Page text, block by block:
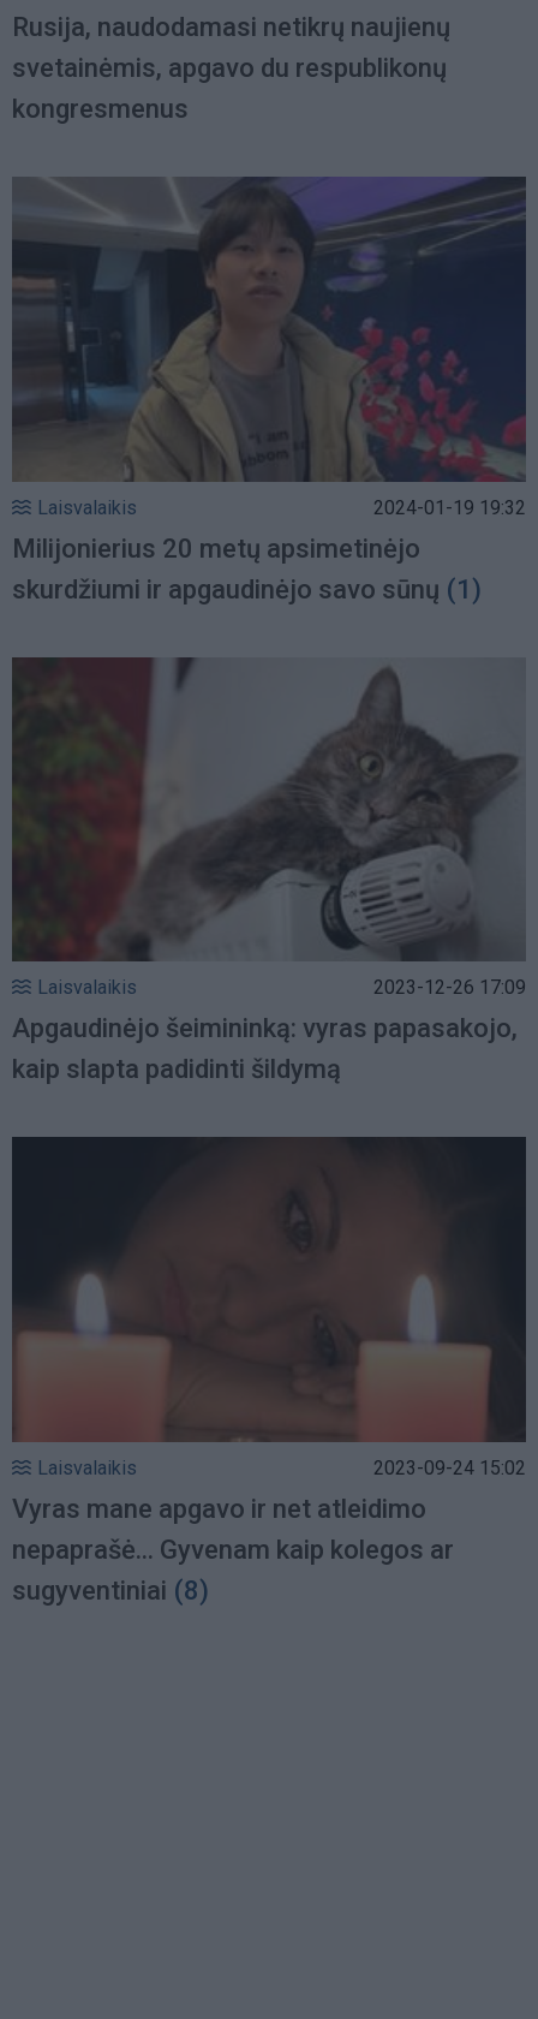
Rusija, naudodamasi netikrų naujienų
svetainėmis, apgavo du respublikonų
kongresmenus
Laisvalaikis 2024-01-19 19:32
Milijonierius 20 metų apsimetinėjo
skurdžiumi ir apgaudinėjo savo sūnų (1)
Laisvalaikis 2023-12-26 17:09
Apgaudinėjo šeimininką: vyras papasakojo,
kaip slapta padidinti šildymą
Laisvalaikis 2023-09-24 15:02
Vyras mane apgavo ir net atleidimo
nepaprašė... Gyvenam kaip kolegos ar
sugyventiniai (8)